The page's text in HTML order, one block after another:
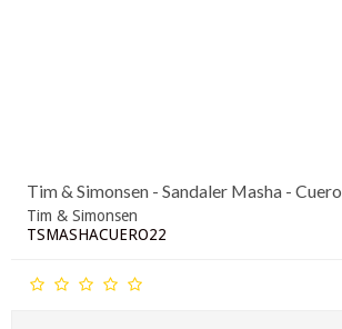
Tim & Simonsen - Sandaler Masha - Cuero
Tim & Simonsen
TSMASHACUERO22